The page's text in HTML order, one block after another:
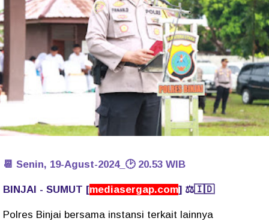
📆 Senin, 19-Agust-2024_🕑 20.53 WIB
BINJAI - SUMUT [mediasergap.com] ⚖️🇮🇩
Polres Binjai bersama instansi terkait lainnya